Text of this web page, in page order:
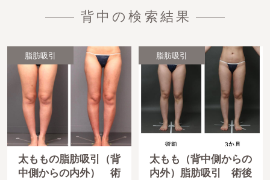
背中の検索結果
脂肪吸引
太ももの脂肪吸引（背
中側からの内外） 術
脂肪吸引
太もも（背中側からの
内外）脂肪吸引 術後